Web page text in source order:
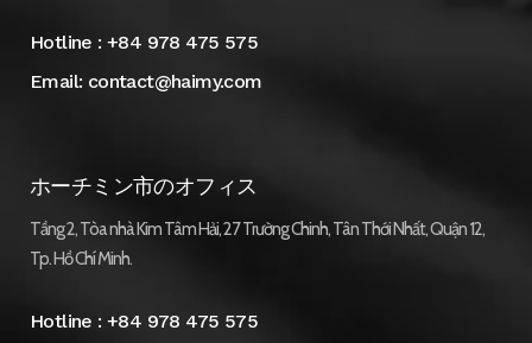
Hotline :+84 978 475 575
Email: contact@haimy.com
ホーチミン市のオフィス
Tầng 2, Tòa nhà Kim Tâm Hải, 27 Trường Chinh, Tân Thới Nhất, Quận 12,
Tp. Hồ Chí Minh.
Hotline :+84 978 475 575